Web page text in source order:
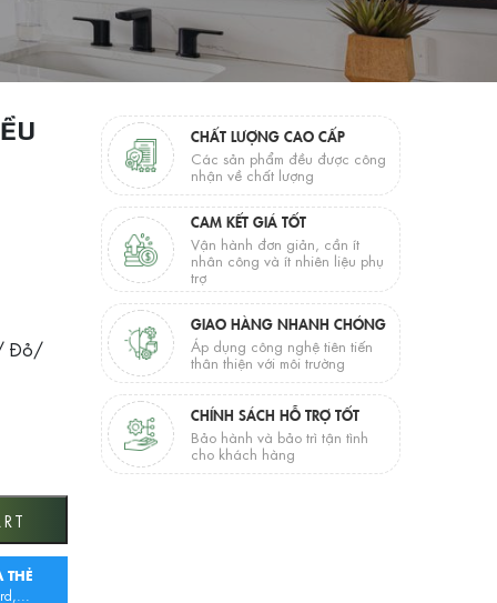
Đỏ/
THẺ
CHẤT LƯỢNG CAO CẤP
Các sản phẩm đều được công
nhận về chất lượng
CAM KẾT GIÁ TỐT
Vận hành đơn giản, cần ít
nhân công và ít nhiên liệu phụ
trợ
GIAO HÀNG NHANH CHÓNG
Áp dụng công nghệ tiên tiến
thân thiện với môi trường
CHÍNH SÁCH HỖ TRỢ TỐT
Bảo hành và bảo trì tận tình
cho khách hàng